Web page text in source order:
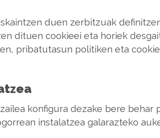
duen zerbitzuak
dituen cookieei eta horiek
pribatutasun politiken eta
konfigura dezake bere behar
instalatzea galarazteko